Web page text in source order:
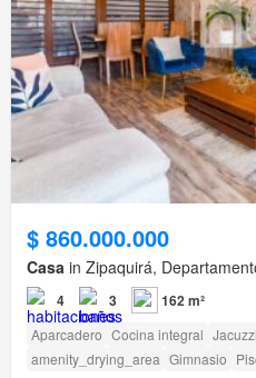
$ 860.000.000
Casa in Zipaquirá,
4 3 162 m²
Aparcadero Cocina integral Jacuzzi
amenity_drying_area Gimnasio